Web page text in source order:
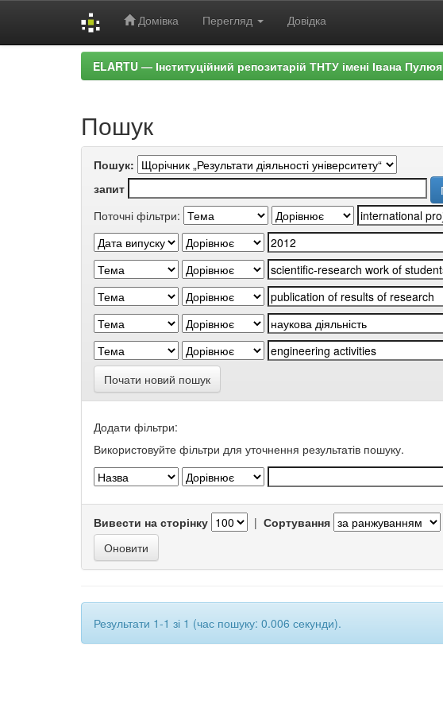
Домівка Перегляд Довідка
ELARTU — Інституційний репозитарій ТНТУ імені Івана Пулюя
Пошук
Пошук:
запит
Поточні фільтри:
Почати новий пошук
Додати фільтри:
Використовуйте фільтри для уточнення результатів пошуку.
Вивести на сторінку | Сортування
Результати 1-1 зі 1 (час пошуку: 0.006 секунди).